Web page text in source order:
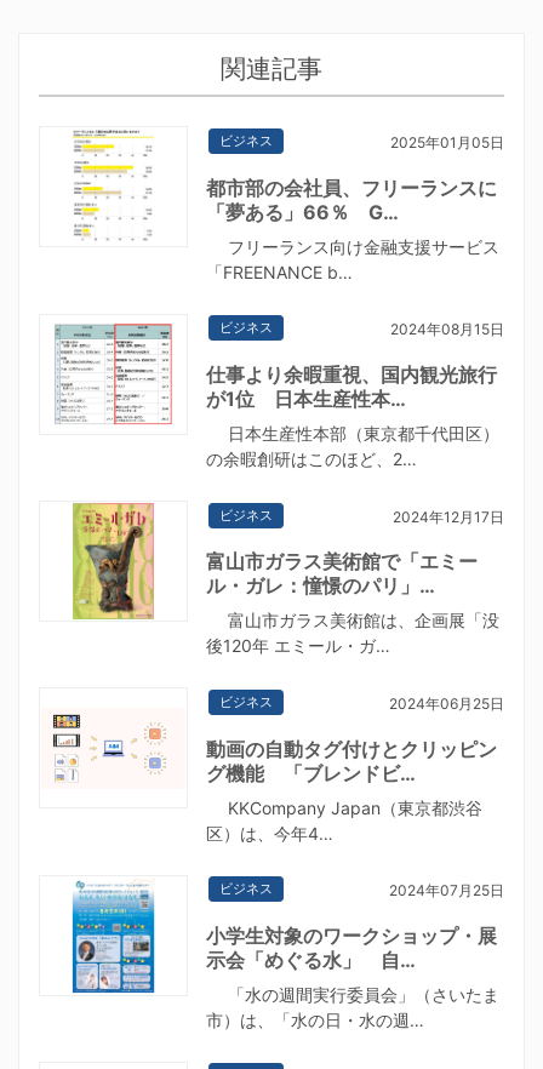
関連記事
ビジネス 2025年01月05日
都市部の会社員、フリーランスに
「夢ある」66％ G…
フリーランス向け金融支援サービス
「FREENANCE b…
ビジネス 2024年08月15日
仕事より余暇重視、国内観光旅行
が1位 日本生産性本…
日本生産性本部（東京都千代田区）
の余暇創研はこのほど、2…
ビジネス 2024年12月17日
富山市ガラス美術館で「エミー
ル・ガレ：憧憬のパリ」…
富山市ガラス美術館は、企画展「没
後120年 エミール・ガ…
ビジネス 2024年06月25日
動画の自動タグ付けとクリッピン
グ機能 「ブレンドビ…
KKCompany Japan（東京都渋谷
区）は、今年4…
ビジネス 2024年07月25日
小学生対象のワークショップ・展
示会「めぐる水」 自…
「水の週間実行委員会」（さいたま
市）は、「水の日・水の週…